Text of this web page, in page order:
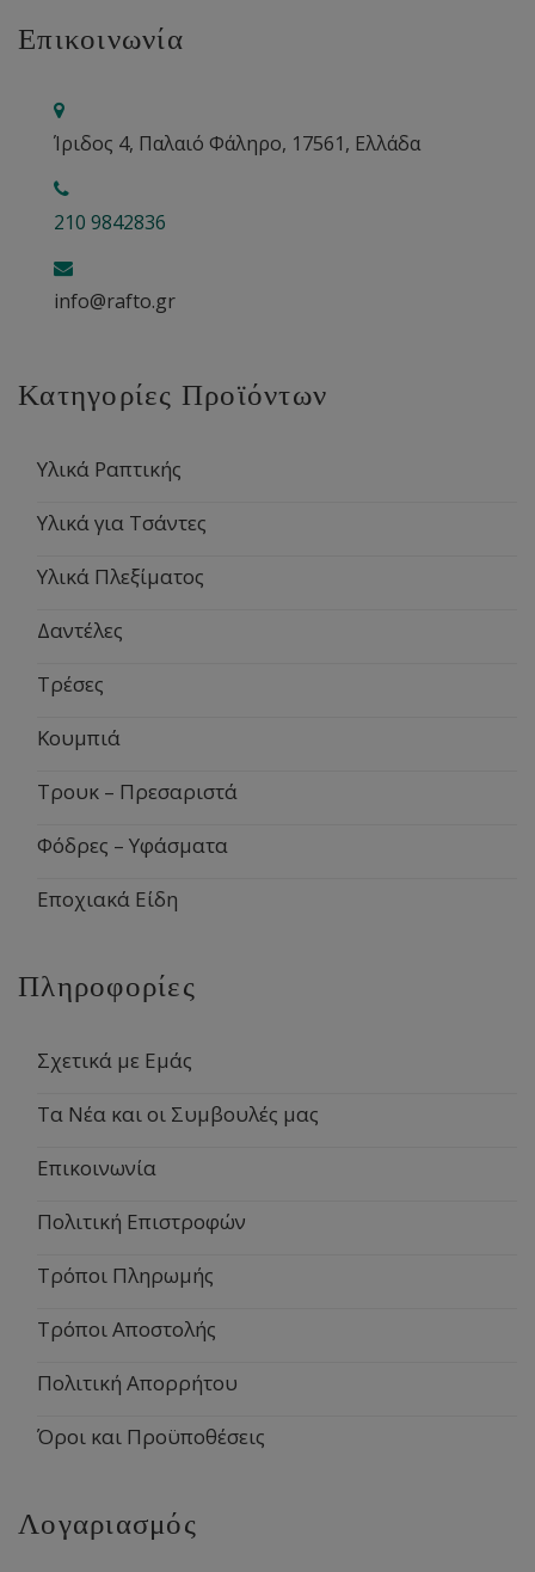
Επικοινωνία
Ίριδος 4, Παλαιό Φάληρο, 17561, Ελλάδα
210 9842836
info@rafto.gr
Κατηγορίες Προϊόντων
Υλικά Ραπτικής
Υλικά για Τσάντες
Υλικά Πλεξίματος
Δαντέλες
Τρέσες
Κουμπιά
Τρουκ – Πρεσαριστά
Φόδρες – Υφάσματα
Εποχιακά Είδη
Πληροφορίες
Σχετικά με Εμάς
Τα Νέα και οι Συμβουλές μας
Επικοινωνία
Πολιτική Επιστροφών
Τρόποι Πληρωμής
Τρόποι Αποστολής
Πολιτική Απορρήτου
Όροι και Προϋποθέσεις
Λογαριασμός